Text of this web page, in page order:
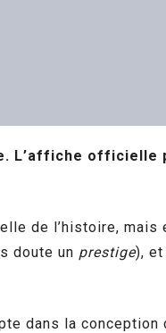
L’affiche
de l’histoire,
doute un prestige),
dans la